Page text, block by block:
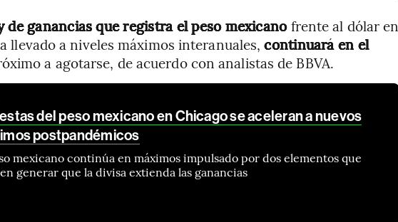
de ganancias que registra el peso mexicanofrente al dólar en
llevado a niveles máximos interanuales,continuará en el
a agotarse, de acuerdo con analistas de BBVA.
del peso mexicano en Chicago se aceleran a nuevos
postpandémicos
mexicano continúa en máximos impulsado por dos elementos que
generar que la divisa extienda las ganancias